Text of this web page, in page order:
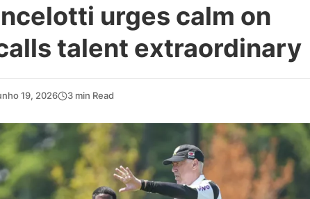
urges calm on
talent extraordinary
19, 2026 3 min Read